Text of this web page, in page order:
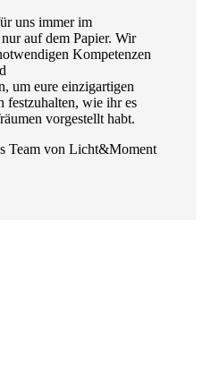
uns immer im
auf dem Papier. Wir
Kompetenzen
um eure einzigartigen
festzuhalten, wie ihr es
vorgestellt habt.
Team von Licht&Moment